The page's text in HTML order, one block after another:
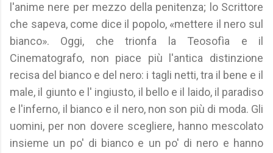
l'anime nere per mezzo della penitenza; lo Scrittore
che sapeva, come dice il popolo, «mettere il nero sul
bianco». Oggi, che trionfa la Teosofìa e il
Cinematografo, non piace più l'antica distinzione
recisa del bianco e del nero: i tagli netti, tra il bene e il
male, il giunto e l' ingiusto, il bello e il laido, il paradiso
e l'inferno, il bianco e il nero, non son più di moda. Gli
uomini, per non dovere scegliere, hanno mescolato
insieme un po' di bianco e un po' di nero e hanno